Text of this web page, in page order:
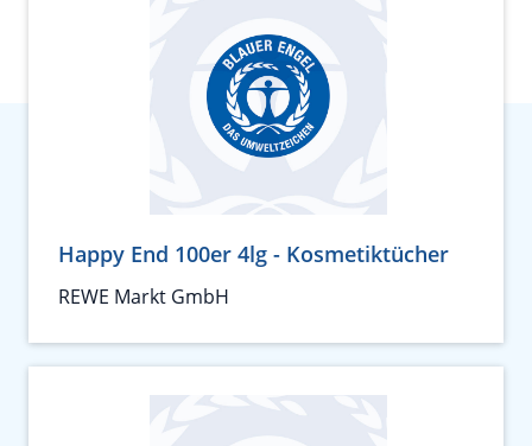
Happy End 100er 4lg - Kosmetiktücher
REWE Markt GmbH